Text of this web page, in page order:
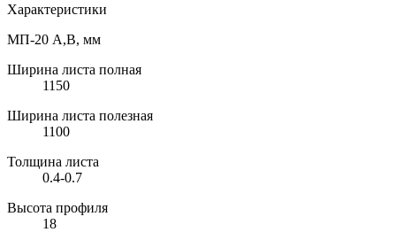
Характеристики
МП-20 A,B, мм
Ширина листа полная
1150
Ширина листа полезная
1100
Толщина листа
0.4-0.7
Высота профиля
18